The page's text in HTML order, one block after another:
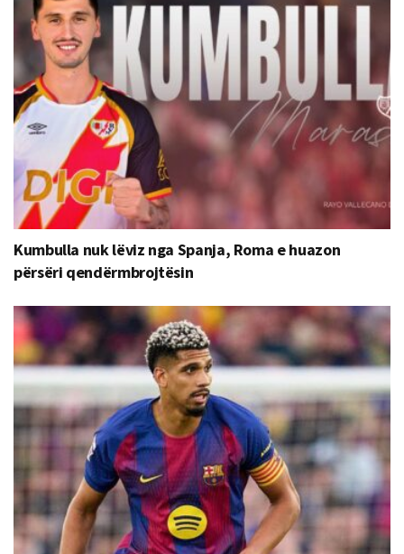
Kumbulla nuk lëviz nga Spanja, Roma e huazon
përsëri qendërmbrojtësin